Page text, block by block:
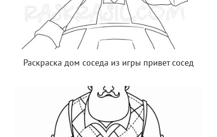
Раскраска дом соседа из игры привет сосед